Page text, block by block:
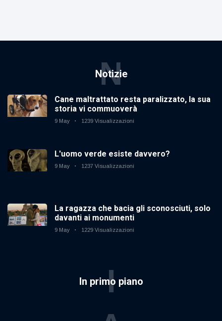
Notizie
N
Cane maltrattato resta paralizzato, la sua
storia vi commuoverà
9 May 1239 Visualizzazioni
L'uomo verde esiste davvero?
9 May 1237 Visualizzazioni
La ragazza che bacia gli sconosciuti, solo
davanti ai monumenti
9 May 1229 Visualizzazioni
In primo piano
I